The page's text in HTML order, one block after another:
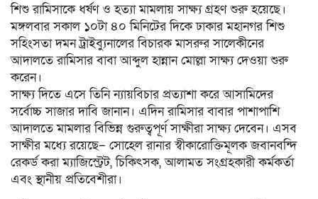
শিশু রামিসাকে ধর্ষণ ও হত্যা মামলায় সাক্ষ্য গ্রহণ শুরু হয়েছে।
মঙ্গলবার সকাল ১০টা ৪০ মিনিটের দিকে ঢাকার মহানগর শিশু
সহিংসতা দমন ট্রাইব্যুনালের বিচারক মাসরুর সালেকীনের
আদালতে রামিসার বাবা আব্দুল হান্নান মোল্লা সাক্ষ্য দেওয়া শুরু
করেন।
সাক্ষ্য দিতে এসে তিনি ন্যায়বিচার প্রত্যাশা করে আসামিদের
সর্বোচ্চ সাজার দাবি জানান। এদিন রামিসার বাবার পাশাপাশি
আদালতে মামলার বিভিন্ন গুরুত্বপূর্ণ সাক্ষীরা সাক্ষ্য দেবেন। এসব
সাক্ষীর মধ্যে রয়েছে– সোহেল রানার স্বীকারোক্তিমূলক জবানবন্দি
রেকর্ড করা ম্যাজিস্ট্রেট, চিকিৎসক, আলামত সংগ্রহকারী কর্মকর্তা
এবং স্থানীয় প্রতিবেশীরা।